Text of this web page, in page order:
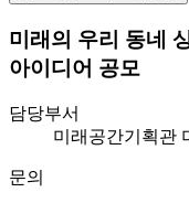
미래의 우리 동네
아이디어 공모
담당부서
미래공간기획관
문의